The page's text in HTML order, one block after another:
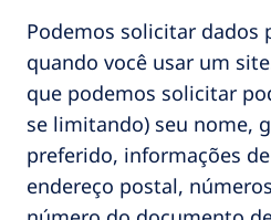
Podemos solicitar dados
quando você usar um
que podemos solicitar
se limitando) seu nome,
preferido, informações
endereço postal,